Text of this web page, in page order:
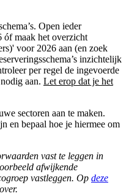
Open ieder
óf maak het overzicht
voor 2026 aan (en zoek
inzichtelijk
per regel de ingevoerde
aan. Let erop dat je het
sectoren aan te maken.
en bepaal hoe je hiermee om
vast te leggen in
afwijkende
vastleggen. Op deze